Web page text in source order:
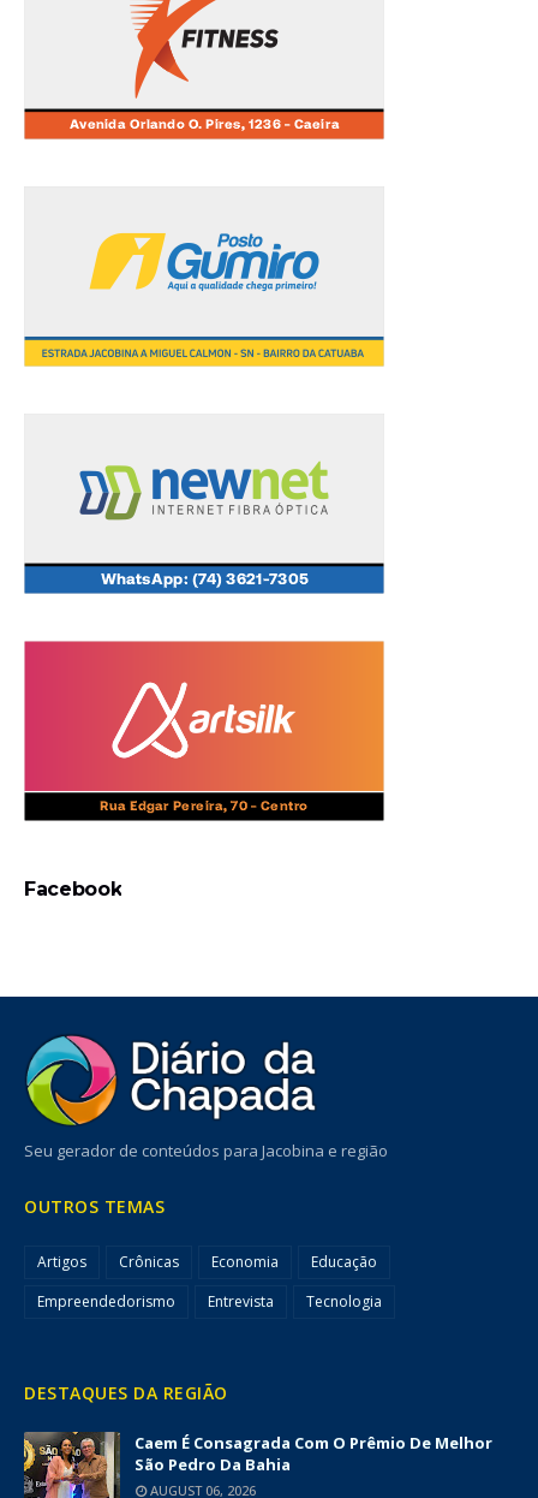
Facebook
Seu gerador de conteúdos para Jacobina e região
OUTROS TEMAS
Artigos Crônicas Economia
Educação
Empreendedorismo
Entrevista Tecnologia
DESTAQUES DA REGIÃO
Caem É Consagrada Com O Prêmio De Melhor
São Pedro Da Bahia
AUGUST 06, 2026